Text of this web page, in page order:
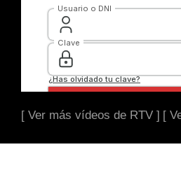
[ Ver más vídeos de RTV ] [